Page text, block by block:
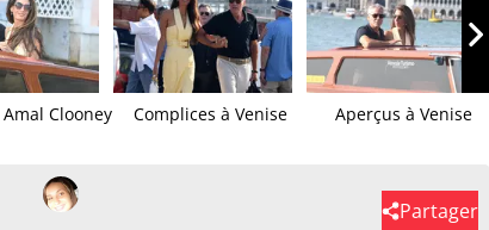
Clooney Complices à Venise Aperçus à Venise
Partager